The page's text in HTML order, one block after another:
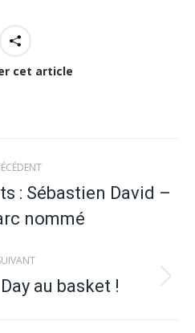
cet article
précédent
: Sébastien David –
nommé
Articleau basket !